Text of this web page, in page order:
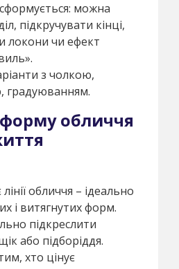
можна
підкручувати кінці,
локони чи ефект
з чолкою,
градуюванням.
форму обличчя
обличчя – ідеально
і витягнутих форм.
підкреслити
або підборіддя.
хто цінує